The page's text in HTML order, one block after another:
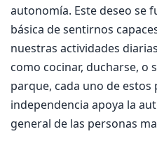
autonomía. Este deseo se
básica de sentirnos
nuestras actividades
como cocinar, ducharse, o
parque, cada uno de
independencia apoya la
general de las personas